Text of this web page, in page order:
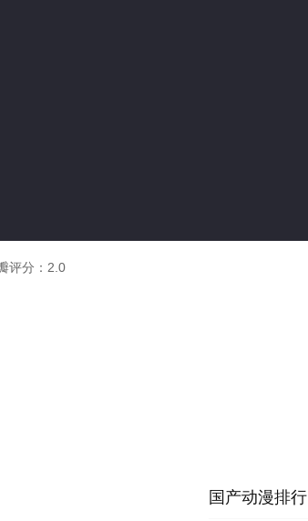
评分： 2.0
国产动漫排行